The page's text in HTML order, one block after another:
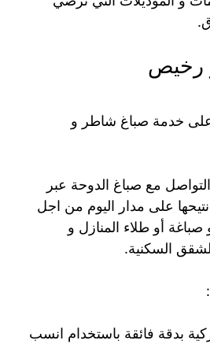
رخيص
خدمة صباغ شاطر و
التواصل مع صباغ الدوحة عبر
نتيحها على مدار اليوم من اجل
أو طلاء المنازل و
السكنية.
بدقة فائقة باستخدام انسب